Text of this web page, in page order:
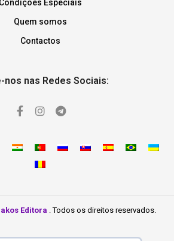
Condições Especiais
Quem somos
Contactos
nos nas Redes Sociais:
Editora . Todos os direitos reservados.